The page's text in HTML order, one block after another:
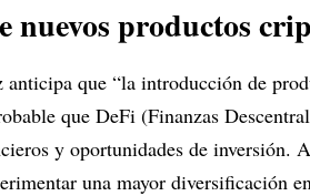
nuevos productos
anticipa que “la introducción de
que DeFi (Finanzas
y oportunidades de inversión.
una mayor diversificación